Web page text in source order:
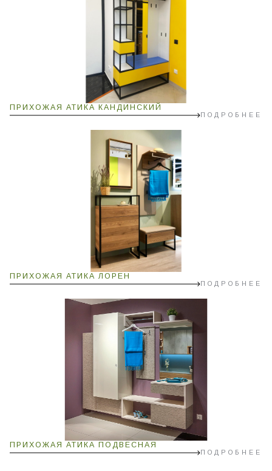
ПРИХОЖАЯ АТИКА КАНДИНСКИЙ
ПОДРОБНЕЕ
ПРИХОЖАЯ АТИКА ЛОРЕН
ПОДРОБНЕЕ
ПРИХОЖАЯ АТИКА ПОДВЕСНАЯ
ПОДРОБНЕЕ